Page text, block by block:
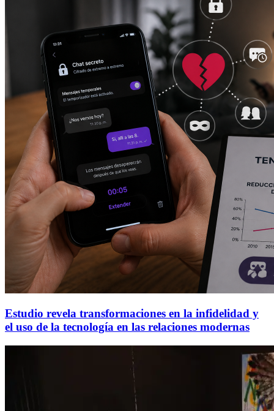
Estudio revela transformaciones en la infidelidad y
el uso de la tecnología en las relaciones modernas